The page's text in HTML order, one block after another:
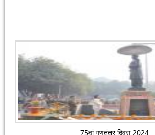
75वां गणतंत्र दिवस 2024